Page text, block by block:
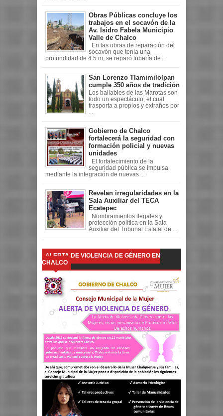
Obras Públicas concluye los
trabajos en el socavón de la
Av. Isidro Fabela Municipio
Valle de Chalco
En las obras de reparación del
socavón que tenía una
profundidad de 4.5 m, se reparó tubería de ...
San Lorenzo Tlamimilolpan
cumple 350 años de tradición
Los bailables de las Marotas son
todo un espectáculo, el cual
trasporta a propios y extraños por
Gobierno de Chalco
fortalecerá la seguridad con
formación policial y nuevas
unidades
El fortalecimiento de la
seguridad pública se impulsa
mediante la integración de nuevas ...
Revelan irregularidades en la
Sala Auxiliar del TECA
Ecatepec
Nombramientos ilegales y
protección política en la Sala
Auxiliar del Tribunal Estatal de ...
ALERTA DE VIOLENCIA DE GÉNERO EN
CHALCO